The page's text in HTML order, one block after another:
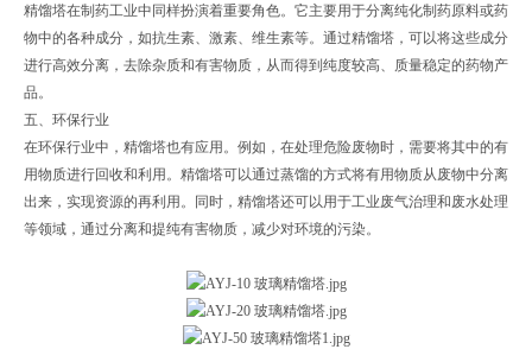
精馏塔在制药工业中同样扮演着重要角色。它主要用于分离纯化制药原料或药
物中的各种成分，如抗生素、激素、维生素等。通过精馏塔，可以将这些成分
进行高效分离，去除杂质和有害物质，从而得到纯度较高、质量稳定的药物产
品。
五、环保行业
在环保行业中，精馏塔也有应用。例如，在处理危险废物时，需要将其中的有
用物质进行回收和利用。精馏塔可以通过蒸馏的方式将有用物质从废物中分离
出来，实现资源的再利用。同时，精馏塔还可以用于工业废气治理和废水处理
等领域，通过分离和提纯有害物质，减少对环境的污染。